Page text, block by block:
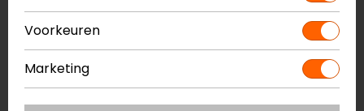
-40%
Voorkeuren
Marketing